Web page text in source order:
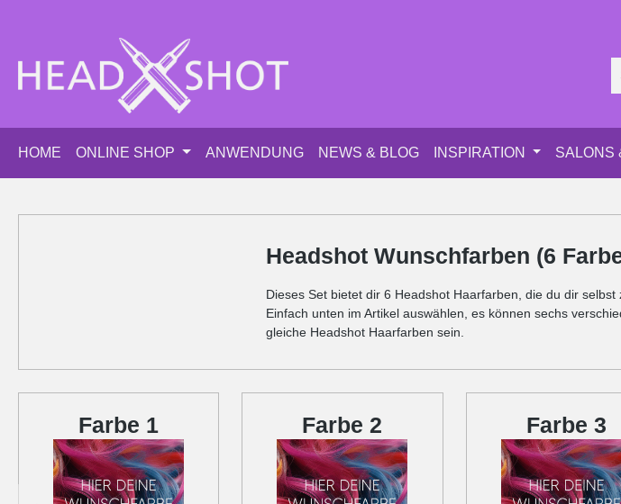
HOME ONLINE SHOP ANWENDUNG NEWS & BLOG INSPIRATION SALONS
Headshot Wunschfarben (6
Dieses Set bietet dir 6 Headshot Haarfarben, die du dir selbst
Einfach unten im Artikel auswählen, es können sechs
gleiche Headshot Haarfarben sein.
Farbe 1 Farbe 2 Farbe 3